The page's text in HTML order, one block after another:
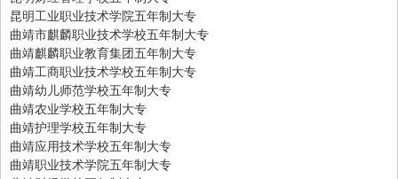
昆明工业职业技术学院五年制大专
曲靖市麒麟职业技术学校五年制大专
曲靖麒麟职业教育集团五年制大专
曲靖工商职业技术学校五年制大专
曲靖幼儿师范学校五年制大专
曲靖农业学校五年制大专
曲靖护理学校五年制大专
曲靖应用技术学校五年制大专
曲靖职业技术学院五年制大专